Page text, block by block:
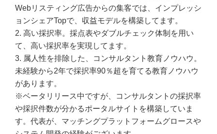
Webリスティング広告からの集客では、インプレッシ
ョンシェアTopで、収益モデルを構築してます。
2. 高い採択率。採点表やダブルチェック体制を用い
て、高い採択率を実現してます。
3. 属人性を排除した、コンサルタント教育ノウハウ。
未経験から2年で採択率90％超を育てる教育ノウハウ
があります。
※ベータリリース中ですが、コンサルタントの採択率
や採択件数が分かるポータルサイトを構築していま
す。代表が、マッチングプラットフォームグロースや